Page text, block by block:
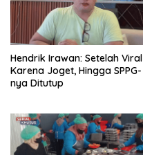
Hendrik Irawan: Setelah Viral
Karena Joget, Hingga SPPG-
nya Ditutup